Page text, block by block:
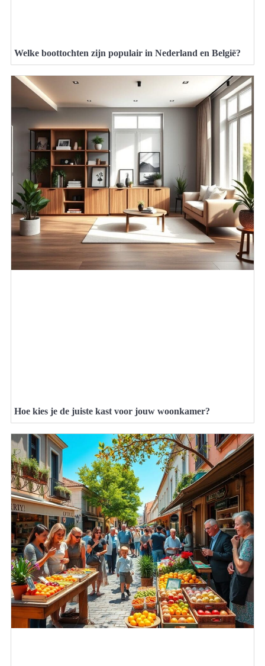
Welke boottochten zijn populair in Nederland en België?
Hoe kies je de juiste kast voor jouw woonkamer?